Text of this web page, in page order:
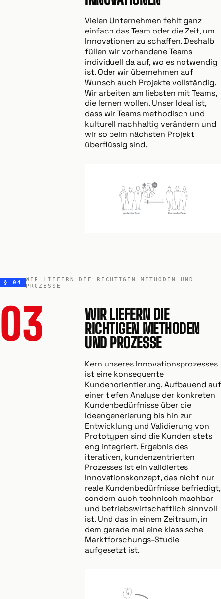
Vielen Unternehmen fehlt ganz
einfach das Team oder die Zeit, um
Innovationen zu schaffen. Deshalb
füllen wir vorhandene Teams
individuell da auf, wo es notwendig
ist. Oder wir übernehmen auf
Wunsch auch Projekte vollständig.
Wir arbeiten am liebsten mit Teams,
die lernen wollen. Unser Ideal ist,
dass wir Teams methodisch und
kulturell nachhaltig verändern und
wir so beim nächsten Projekt
überflüssig sind.
§ 04
WIR LIEFERN DIE RICHTIGEN METHODEN UND
PROZESSE
03
WIR LIEFERN DIE
RICHTIGEN METHODEN
UND PROZESSE
Kern unseres Innovationsprozesses
ist eine konsequente
Kundenorientierung. Aufbauend auf
einer tiefen Analyse der konkreten
Kundenbedürfnisse über die
Ideengenerierung bis hin zur
Entwicklung und Validierung von
Prototypen sind die Kunden stets
eng integriert. Ergebnis des
iterativen, kundenzentrierten
Prozesses ist ein validiertes
Innovationskonzept, das nicht nur
reale Kundenbedürfnisse befriedigt,
sondern auch technisch machbar
und betriebswirtschaftlich sinnvoll
ist. Und das in einem Zeitraum, in
dem gerade mal eine klassische
Marktforschungs-Studie
aufgesetzt ist.